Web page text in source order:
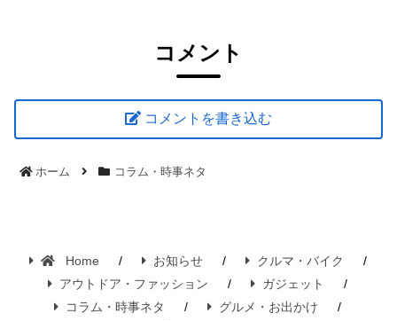
コメント
コメントを書き込む
ホーム コラム・時事ネタ
Home お知らせ
クルマ・バイク
アウトドア・ファッション
ガジェット
コラム・時事ネタ
グルメ・お出かけ